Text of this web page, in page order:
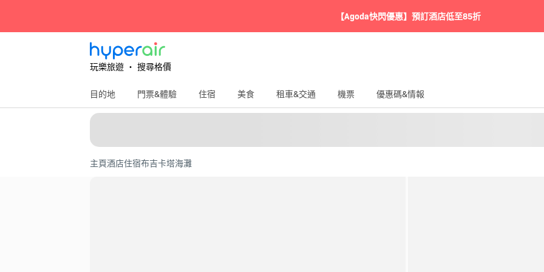
【Agoda快閃優惠】預訂酒店低至85折
玩樂旅遊 ‧ 搜尋格價
目的地 門票&體驗 住宿 美食 租車&交通 機票 優惠碼&情報
主頁酒店住宿布吉卡塔海灘